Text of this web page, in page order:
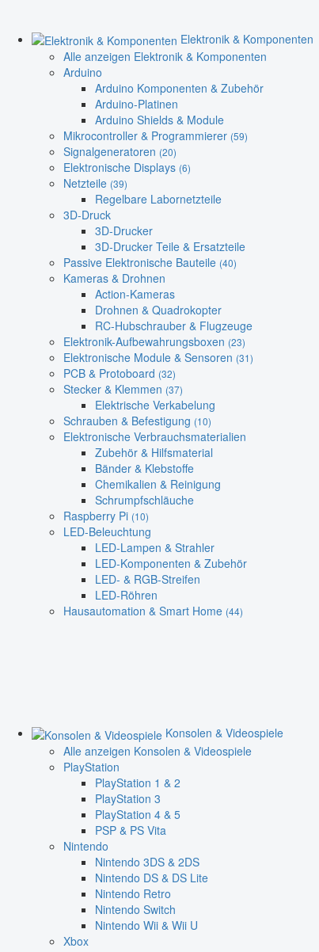
Elektronik & Komponenten
Alle anzeigen Elektronik & Komponenten
Arduino
Arduino Komponenten & Zubehör
Arduino-Platinen
Arduino Shields & Module
Mikrocontroller & Programmierer (59)
Signalgeneratoren (20)
Elektronische Displays (6)
Netzteile (39)
Regelbare Labornetzteile
3D-Druck
3D-Drucker
3D-Drucker Teile & Ersatzteile
Passive Elektronische Bauteile (40)
Kameras & Drohnen
Action-Kameras
Drohnen & Quadrokopter
RC-Hubschrauber & Flugzeuge
Elektronik-Aufbewahrungsboxen (23)
Elektronische Module & Sensoren (31)
PCB & Protoboard (32)
Stecker & Klemmen (37)
Elektrische Verkabelung
Schrauben & Befestigung (10)
Elektronische Verbrauchsmaterialien
Zubehör & Hilfsmaterial
Bänder & Klebstoffe
Chemikalien & Reinigung
Schrumpfschläuche
Raspberry Pi (10)
LED-Beleuchtung
LED-Lampen & Strahler
LED-Komponenten & Zubehör
LED- & RGB-Streifen
LED-Röhren
Hausautomation & Smart Home (44)
Konsolen & Videospiele
Alle anzeigen Konsolen & Videospiele
PlayStation
PlayStation 1 & 2
PlayStation 3
PlayStation 4 & 5
PSP & PS Vita
Nintendo
Nintendo 3DS & 2DS
Nintendo DS & DS Lite
Nintendo Retro
Nintendo Switch
Nintendo Wii & Wii U
Xbox